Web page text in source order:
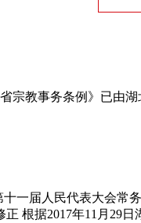
宗教事务条例》已由
十一届人民代表大会常
根据2017年11月29